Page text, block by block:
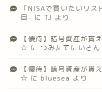
「NISAで買いたいリ
目- に TJ より
【優待】暗号資産が貰
☆ に つみたてにいさん
【優待】暗号資産が貰
☆ に bluesea より